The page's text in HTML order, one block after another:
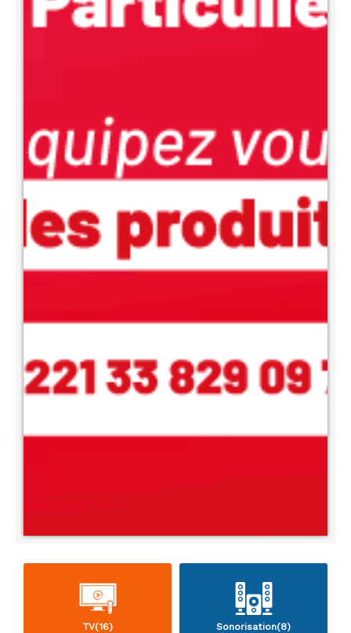
TV(16) Sonorisation(8)